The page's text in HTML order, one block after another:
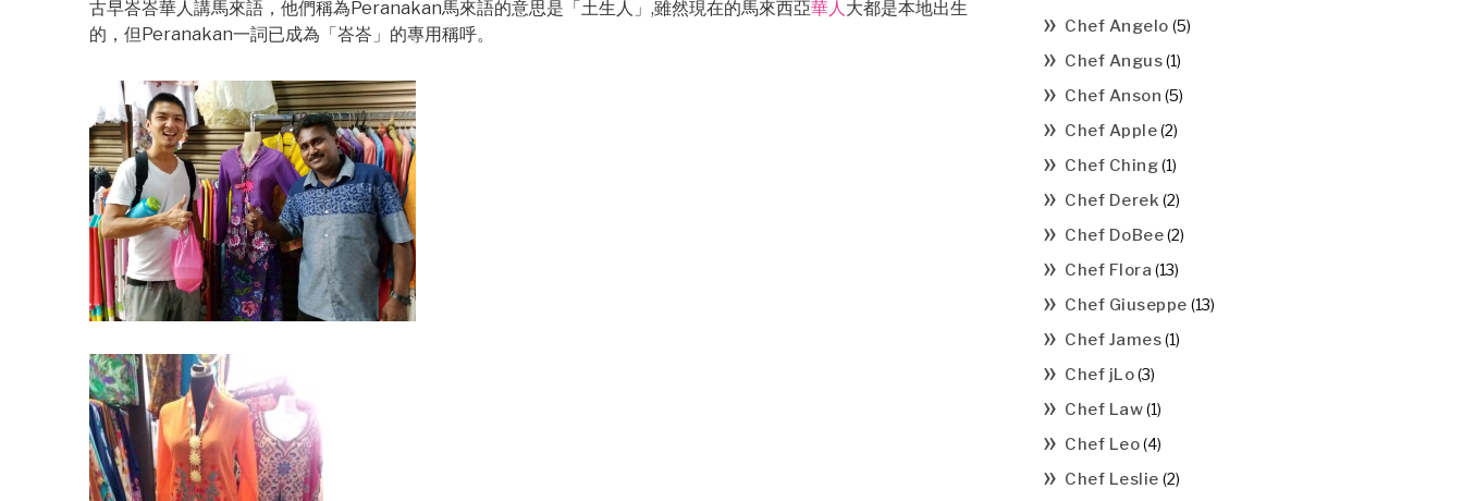
古早峇峇華人講馬來語，他們稱為Peranakan馬來語的意思是「土生人」,雖然現在的馬來西亞華人大都是本地出生
的，但Peranakan一詞已成為「峇峇」的專用稱呼。
Chef Angelo (5)
Chef Angus(1)
Chef Anson (5)
Chef Apple(2)
Chef Ching(1)
Chef Derek (2)
Chef DoBee(2)
Chef Flora (13)
Chef Giuseppe (13)
Chef James(1)
Chef jLo(3)
Chef Law(1)
Chef Leo(4)
Chef Leslie (2)